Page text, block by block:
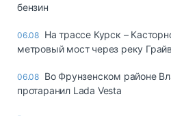
бензин
06.08 На трассе Курск –
метровый мост через реку
06.08 Во Фрунзенском районе
протаранил Lada Vesta